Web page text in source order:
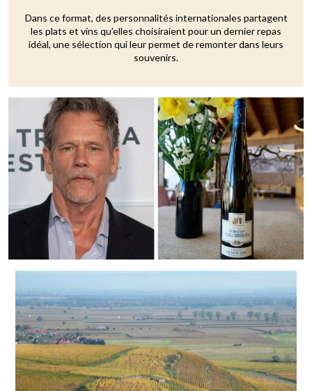
Dans ce format, des personnalités internationales partagent
les plats et vins qu’elles choisiraient pour un dernier repas
idéal, une sélection qui leur permet de remonter dans leurs
souvenirs.